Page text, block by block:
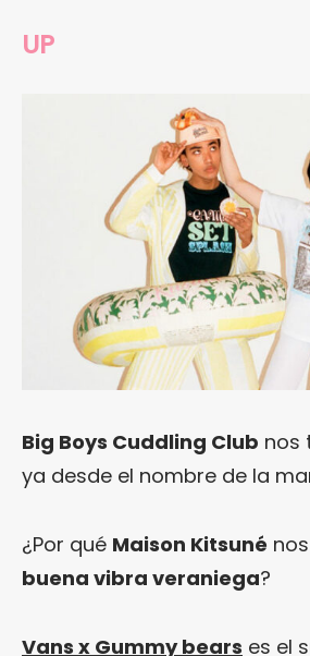
UP
Big Boys Cuddling Club nos
ya desde el nombre de la
¿Por qué Maison Kitsuné
buena vibra veraniega?
Vans x Gummy bears es el